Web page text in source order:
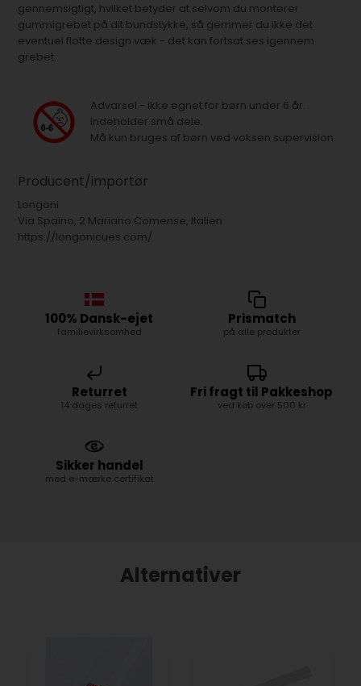
gennemsigtigt, hvilket betyder at selvom du monterer
gummigrebet på dit bundstykke, så gemmer du ikke det
eventuel flotte design væk - det kan fortsat ses igennem
grebet.
Advarsel - ikke egnet for børn under 6 år.
Indeholder små dele.
Må kun bruges af børn ved voksen supervision.
Producent/importør
Longoni
Via Spaino, 2 Mariano Comense, Italien
https://longonicues.com/
100% Dansk-ejet
familievirksomhed
Prismatch
på alle produkter
Returret
14 dages returret
Fri fragt til Pakkeshop
ved køb over 500 kr
Sikker handel
med e-mærke certifikat
Alternativer